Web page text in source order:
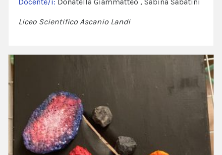
Liceo Scientifico Ascanio Landi